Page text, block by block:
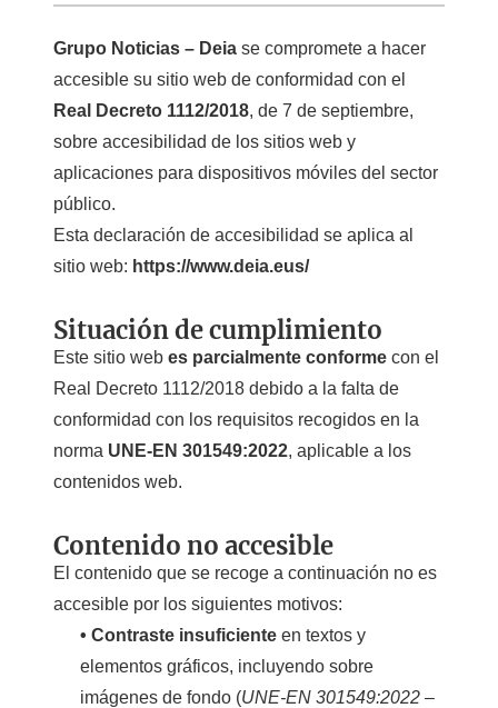
Grupo Noticias – Deia se compromete a hacer
accesible su sitio web de conformidad con el
Real Decreto 1112/2018, de 7 de septiembre,
sobre accesibilidad de los sitios web y
aplicaciones para dispositivos móviles del sector
público.
Esta declaración de accesibilidad se aplica al
sitio web: https://www.deia.eus/
Situación de cumplimiento
Este sitio web es parcialmente conforme con el
Real Decreto 1112/2018 debido a la falta de
conformidad con los requisitos recogidos en la
norma UNE-EN 301549:2022, aplicable a los
contenidos web.
Contenido no accesible
El contenido que se recoge a continuación no es
accesible por los siguientes motivos:
• Contraste insuficiente en textos y
elementos gráficos, incluyendo sobre
imágenes de fondo (UNE-EN 301549:2022 –